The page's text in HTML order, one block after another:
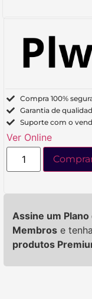
Compra 100%
Garantia de
Suporte com o
Ver Online
Assine um Plano
Membros e
produtos